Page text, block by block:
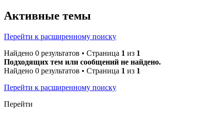
Активные темы
Перейти к расширенному поиску
Найдено 0 результатов • Страница 1 из 1
Подходящих тем или сообщений не найдено.
Найдено 0 результатов • Страница 1 из 1
Перейти к расширенному поиску
Перейти